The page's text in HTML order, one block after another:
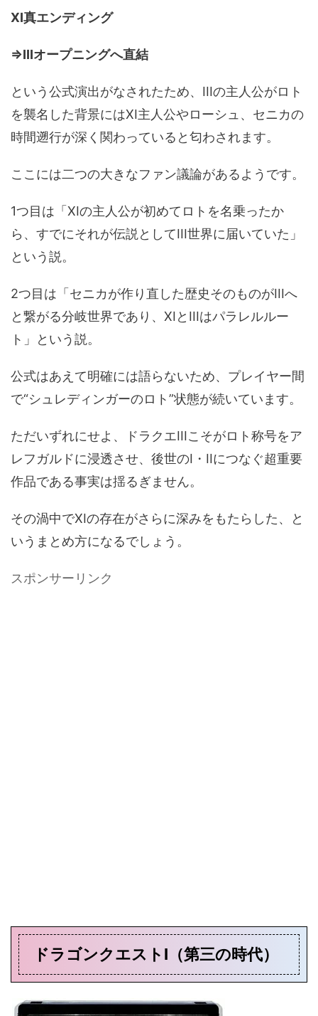
XI真エンディング
⇒IIIオープニングへ直結
という公式演出がなされたため、IIIの主人公がロト
を襲名した背景にはXI主人公やローシュ、セニカの
時間遡行が深く関わっていると匂わされます。
ここには二つの大きなファン議論があるようです。
1つ目は「XIの主人公が初めてロトを名乗ったか
ら、すでにそれが伝説としてIII世界に届いていた」
という説。
2つ目は「セニカが作り直した歴史そのものがIIIへ
と繋がる分岐世界であり、XIとIIIはパラレルルー
ト」という説。
公式はあえて明確には語らないため、プレイヤー間
で“シュレディンガーのロト”状態が続いています。
ただいずれにせよ、ドラクエIIIこそがロト称号をア
レフガルドに浸透させ、後世のI・IIにつなぐ超重要
作品である事実は揺るぎません。
その渦中でXIの存在がさらに深みをもたらした、と
いうまとめ方になるでしょう。
スポンサーリンク
ドラゴンクエストI（第三の時代）